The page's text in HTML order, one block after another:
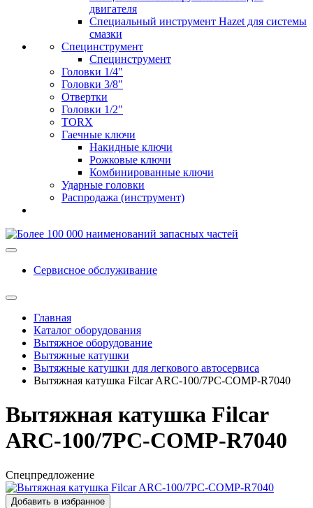
двигателя
Специальный инструмент Hazet для системы
смазки
Специнструмент
Специнструмент
Головки 1/4"
Головки 3/8"
Отвертки
Головки 1/2"
TORX
Гаечные ключи
Накидные ключи
Рожковые ключи
Комбинированные ключи
Ударные головки
Распродажа (инструмент)
Сервисное обслуживание
Главная
Каталог оборудования
Вытяжное оборудование
Вытяжные катушки
Вытяжные катушки для легкового автосервиса
Вытяжная катушка Filcar ARC-100/7PC-COMP-R7040
Вытяжная катушка Filcar
ARC-100/7PC-COMP-R7040
Спецпредложение
Добавить в избранное